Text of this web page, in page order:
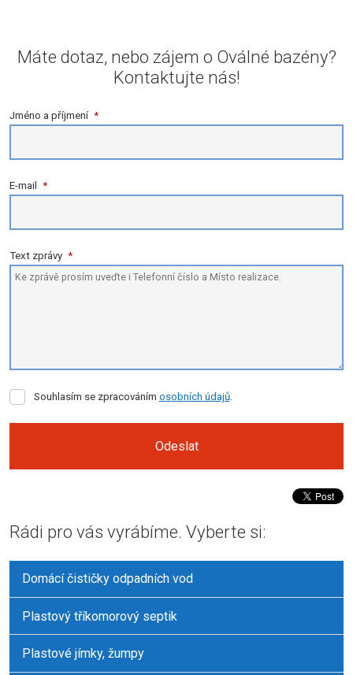
Máte dotaz, nebo zájem o Oválné bazény?
Kontaktujte nás!
Jméno a příjmení *
E-mail *
Text zprávy *
Souhlasím
zpracováním
Souhlasím se zpracováním osobních údajů.
Odeslat
nepodařilo
odeslat.
Rádi pro vás vyrábíme. Vyberte si:
Domácí čističky odpadních vod
Plastový tříkomorový septik
Plastové jímky, žumpy